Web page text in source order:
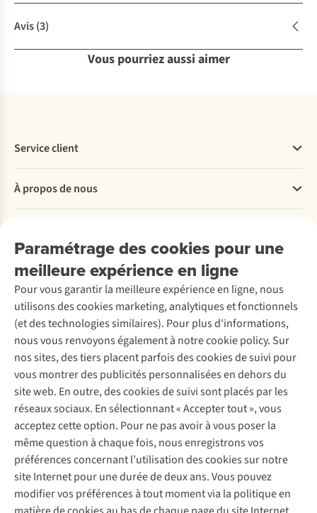
Avis(3)
Vous pourriez aussi aimer
Paramétrage des cookies pour une
meilleure expérience en ligne
Pour vous garantir la meilleure expérience en ligne, nous
utilisons des cookies marketing, analytiques et fonctionnels
(et des technologies similaires). Pour plus d'informations,
nous vous renvoyons également à notre cookie policy. Sur
nos sites, des tiers placent parfois des cookies de suivi pour
vous montrer des publicités personnalisées en dehors du
site web. En outre, des cookies de suivi sont placés par les
réseaux sociaux. En sélectionnant « Accepter tout », vous
acceptez cette option. Pour ne pas avoir à vous poser la
même question à chaque fois, nous enregistrons vos
préférences concernant l’utilisation des cookies sur notre
site Internet pour une durée de deux ans. Vous pouvez
modifier vos préférences à tout moment via la politique en
Service client
Commander
Payer
Retourner
Rétractation d'une commande
Entretien & réparations
Garantie
Contactez-nous
À propos de nous
Entreprise responsable
À propos d’Ayacucho
Nos magasins
À propos d’A.S.Adventure
Déclaration d'accessibilité
Location / Location sports d’hiver
Seconde-main
Entretien de ski
Service de lavage
Entretien de chaussures
Réparation de chaussures
Réparation de vêtements
Retouches
Pour les entreprises
Découvrez
A.S.Magazine
Explore Camp
Expertise & conseils
Abonnez-vous à la newsletter
Suivez-nous
Mentions légales Politique de confidentialité